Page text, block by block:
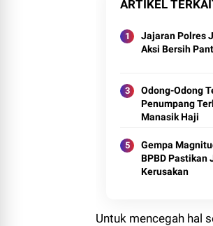
ARTIKEL
Jajaran Polres
Aksi Bersih
Odong-Odong
Penumpang
Manasik Haji
Gempa
BPBD Pastikan
Kerusakan
Untuk mencegah hal